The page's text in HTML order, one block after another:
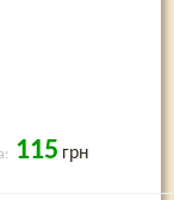
115 грн